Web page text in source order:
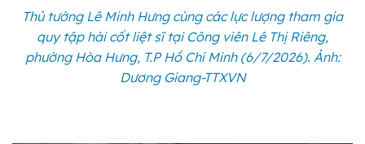
Thủ tướng Lê Minh Hưng cùng các lực lượng tham gia
quy tập hài cốt liệt sĩ tại Công viên Lê Thị Riêng,
phường Hòa Hưng, T.P Hồ Chí Minh (6/7/2026). Ảnh:
Dương Giang-TTXVN